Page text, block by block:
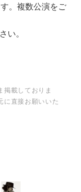
。複数公演をご
い。
掲載しておりま
に直接お願いいた